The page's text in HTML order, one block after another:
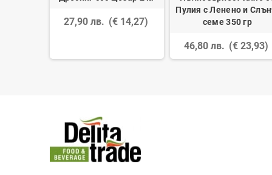
27,90 лв. (€ 14,27)
Пулия с Ленено и
семе 350 гр
46,80 лв. (€ 23,93)